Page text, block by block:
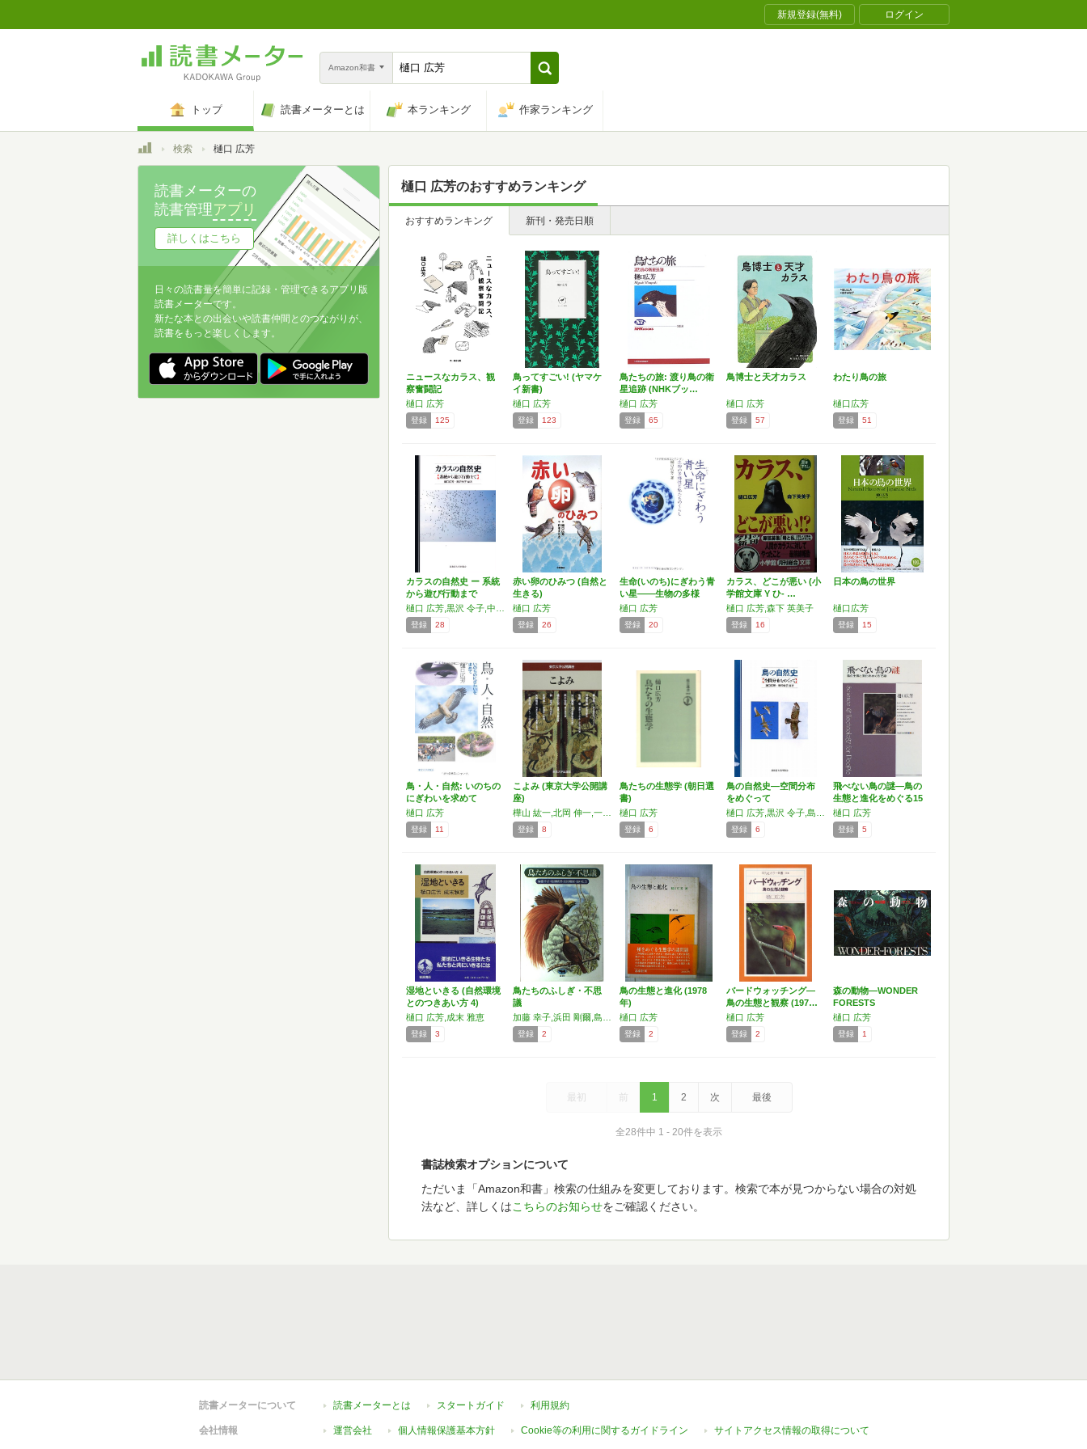
新規登録(無料) ログイン
Amazon和書
トップ 読書メーターとは 本ランキング 作家ランキング
トップ検索 樋口 広芳
樋口 広芳のおすすめランキング
おすすめランキング 新刊・発売日順
ニュースなカラス、観
察奮闘記
樋口 広芳
登録 125
鳥ってすごい! (ヤマケ
イ新書)
樋口 広芳
登録 123
鳥たちの旅: 渡り鳥の衛
星追跡 (NHKブッ…
樋口 広芳
登録 65
鳥博士と天才カラス
樋口 広芳
登録 57
わたり鳥の旅
樋口広芳
登録 51
カラスの自然史 ー 系統
から遊び行動まで
登録 28
赤い卵のひみつ (自然と
生きる)
樋口 広芳
登録 26
生命(いのち)にぎわう青
い星――生物の多様
性…
樋口 広芳
登録 20
カラス、どこが悪い (小
学館文庫 Y ひ- …
樋口 広芳,森下 英美子
登録 16
日本の鳥の世界
樋口広芳
登録 15
鳥・人・自然: いのちの
にぎわいを求めて
樋口 広芳
登録 11
こよみ (東京大学公開講
座)
登録 8
鳥たちの生態学 (朝日選
書)
樋口 広芳
登録 6
鳥の自然史―空間分布
をめぐって
登録 6
飛べない鳥の謎―鳥の
生態と進化をめぐる15
章…
樋口 広芳
登録 5
湿地といきる (自然環境
とのつきあい方 4)
樋口 広芳,成末 雅恵
登録 3
鳥たちのふしぎ・不思
議
登録 2
鳥の生態と進化 (1978
年)
樋口 広芳
登録 2
バードウォッチング―
鳥の生態と観察 (197…
樋口 広芳
登録 2
森の動物―WONDER
FORESTS
樋口 広芳
登録 1
最初 前 1 2 次 最後
全28件中 1 - 20件を表示
書誌検索オプションについて
ただいま「Amazon和書」検索の仕組みを変更しております。検索で本が見つからない場合の対処
法など、詳しくはこちらのお知らせをご確認ください。
読書メーターの
読書管理アプリ
詳しくはこちら
日々の読書量を簡単に記録・管理できるアプリ版
読書メーターです。
新たな本との出会いや読書仲間とのつながりが、
読書をもっと楽しくします。
読書メーターについて 読書メーターとは スタートガイド 利用規約
会社情報 運営会社 個人情報保護基本方針 Cookie等の利用に関するガイドライン サイトアクセス情報の取得について